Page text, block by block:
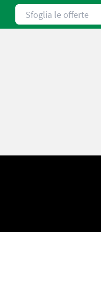
Sfoglia le offerte